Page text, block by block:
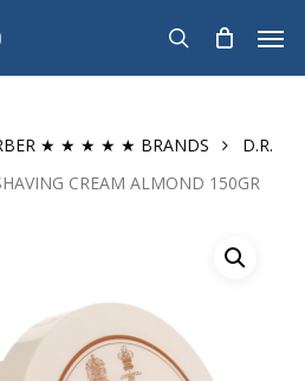
search
★ ★ ★ ★ ★ BRANDS
D.R.
CREAM ALMOND 150GR